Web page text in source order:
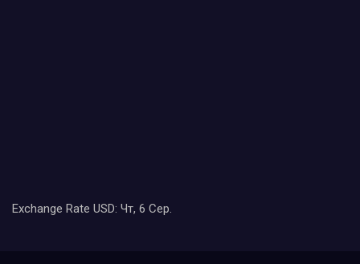
Exchange Rate USD: Чт, 6 Сер.